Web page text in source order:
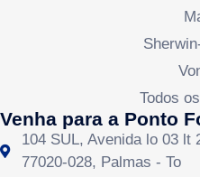
Todos
Venha para a Ponto
104 SUL, Avenida lo 03 lt
77020-028, Palmas - To